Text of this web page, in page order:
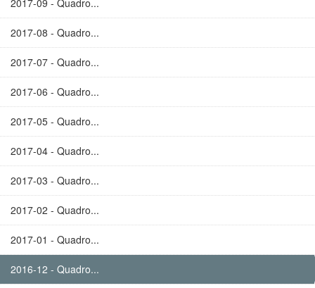
2017-09 - Quadro...
2017-08 - Quadro...
2017-07 - Quadro...
2017-06 - Quadro...
2017-05 - Quadro...
2017-04 - Quadro...
2017-03 - Quadro...
2017-02 - Quadro...
2017-01 - Quadro...
2016-12 - Quadro...